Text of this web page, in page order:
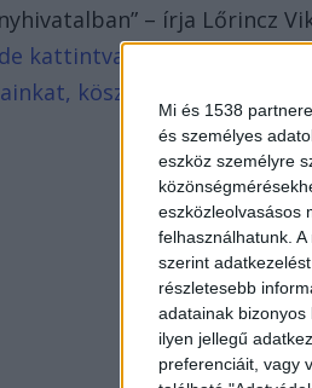
Mi és 1538
és személyes
eszköz személyre
eszközleolvasásos
felhasználhatunk.
szerint
részletesebb
adatainak
ilyen jellegű
preferenciáit, vagy
– írja Lőrincz
kattintva éred el! A
köszönjük, hogy most